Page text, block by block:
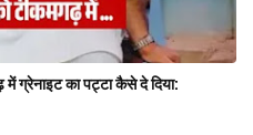
में ग्रेनाइट का पट्टा कैसे दे दिया: